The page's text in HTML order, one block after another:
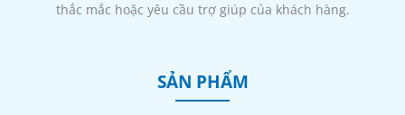
thắc mắc hoặc yêu cầu trợ giúp của khách hàng.
SẢN PHẨM